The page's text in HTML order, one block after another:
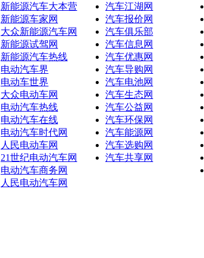
新能源汽车大本营
新能源车家网
大众新能源汽车网
新能源试驾网
新能源汽车热线
电动汽车界
电动车世界
大众电动车网
电动汽车热线
电动汽车在线
电动汽车时代网
人民电动车网
21世纪电动汽车网
电动汽车商务网
人民电动汽车网
汽车江湖网
汽车报价网
汽车俱乐部
汽车信息网
汽车优惠网
汽车导购网
汽车电池网
汽车生态网
汽车公益网
汽车环保网
汽车能源网
汽车选购网
汽车共享网